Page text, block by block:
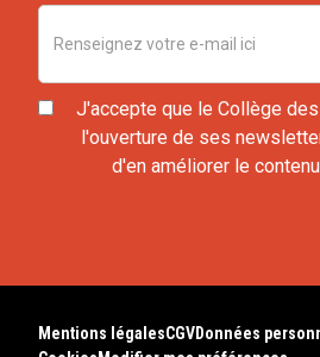
J'accepte que le Collège
l'ouverture de ses
d'en améliorer le
Mentions légalesCGVDonnées